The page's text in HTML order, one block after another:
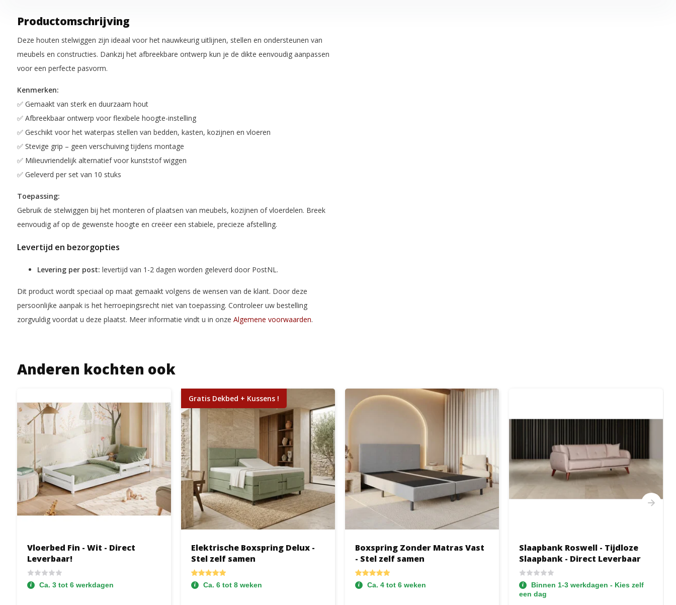
Productomschrijving
Deze houten stelwiggen zijn ideaal voor het nauwkeurig uitlijnen, stellen en ondersteunen van
meubels en constructies. Dankzij het afbreekbare ontwerp kun je de dikte eenvoudig aanpassen
voor een perfecte pasvorm.
Kenmerken:
✅ Gemaakt van sterk en duurzaam hout
✅ Afbreekbaar ontwerp voor flexibele hoogte-instelling
✅ Geschikt voor het waterpas stellen van bedden, kasten, kozijnen en vloeren
✅ Stevige grip – geen verschuiving tijdens montage
✅ Milieuvriendelijk alternatief voor kunststof wiggen
✅ Geleverd per set van 10 stuks
Toepassing:
Gebruik de stelwiggen bij het monteren of plaatsen van meubels, kozijnen of vloerdelen. Breek
eenvoudig af op de gewenste hoogte en creëer een stabiele, precieze afstelling.
Levertijd en bezorgopties
Levering per post: levertijd van 1-2 dagen worden geleverd door PostNL.
Dit product wordt speciaal op maat gemaakt volgens de wensen van de klant. Door deze
persoonlijke aanpak is het herroepingsrecht niet van toepassing. Controleer uw bestelling
zorgvuldig voordat u deze plaatst. Meer informatie vindt u in onze Algemene voorwaarden.
Anderen kochten ook
Vloerbed Fin - Wit - Direct
Leverbaar!
Ca. 3 tot 6 werkdagen
Gratis Dekbed + Kussens !
Elektrische Boxspring Delux -
Stel zelf samen
Ca. 6 tot 8 weken
Boxspring Zonder Matras Vast
- Stel zelf samen
Ca. 4 tot 6 weken
Slaapbank Roswell - Tijdloze
Slaapbank - Direct Leverbaar
Binnen 1-3 werkdagen - Kies zelf
een dag